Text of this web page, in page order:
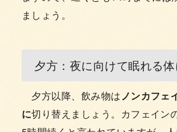
ましょう。
夕方：夜に向けて眠れる
夕方以降、飲み物はノンカフェ
に切り替えましょう。カフェイン